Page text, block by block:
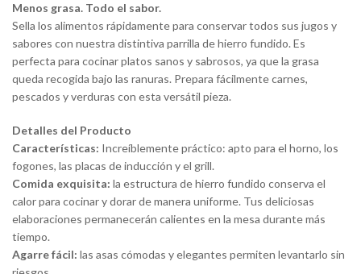
Menos grasa. Todo el sabor.
Sella los alimentos rápidamente para conservar todos sus jugos y
sabores con nuestra distintiva parrilla de hierro fundido. Es
perfecta para cocinar platos sanos y sabrosos, ya que la grasa
queda recogida bajo las ranuras. Prepara fácilmente carnes,
pescados y verduras con esta versátil pieza.
Detalles del Producto
Características: Increíblemente práctico: apto para el horno, los
fogones, las placas de inducción y el grill.
Comida exquisita: la estructura de hierro fundido conserva el
calor para cocinar y dorar de manera uniforme. Tus deliciosas
elaboraciones permanecerán calientes en la mesa durante más
tiempo.
Agarre fácil: las asas cómodas y elegantes permiten levantarlo sin